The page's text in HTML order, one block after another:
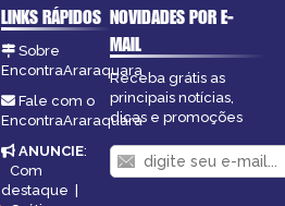
LINKS RÁPIDOS
Sobre
EncontraAraraquara
Fale com o
EncontraAraraquara
ANUNCIE:
Com
destaque |
NOVIDADES POR E-
MAIL
Receba grátis as
principais notícias,
dicas e promoções